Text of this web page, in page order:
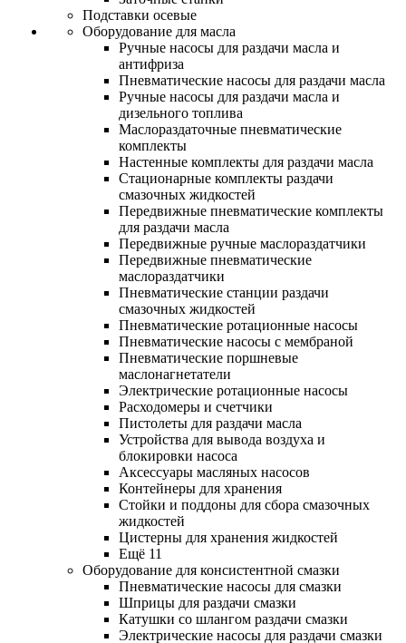
Подставки осевые
Оборудование для масла
Ручные насосы для раздачи масла и
антифриза
Пневматические насосы для раздачи масла
Ручные насосы для раздачи масла и
дизельного топлива
Маслораздаточные пневматические
комплекты
Настенные комплекты для раздачи масла
Стационарные комплекты раздачи
смазочных жидкостей
Передвижные пневматические комплекты
для раздачи масла
Передвижные ручные маслораздатчики
Передвижные пневматические
маслораздатчики
Пневматические станции раздачи
смазочных жидкостей
Пневматические ротационные насосы
Пневматические насосы с мембраной
Пневматические поршневые
маслонагнетатели
Электрические ротационные насосы
Расходомеры и счетчики
Пистолеты для раздачи масла
Устройства для вывода воздуха и
блокировки насоса
Аксессуары масляных насосов
Контейнеры для хранения
Стойки и поддоны для сбора смазочных
жидкостей
Цистерны для хранения жидкостей
Ещё 11
Оборудование для консистентной смазки
Пневматические насосы для смазки
Шприцы для раздачи смазки
Катушки со шлангом раздачи смазки
Электрические насосы для раздачи смазки